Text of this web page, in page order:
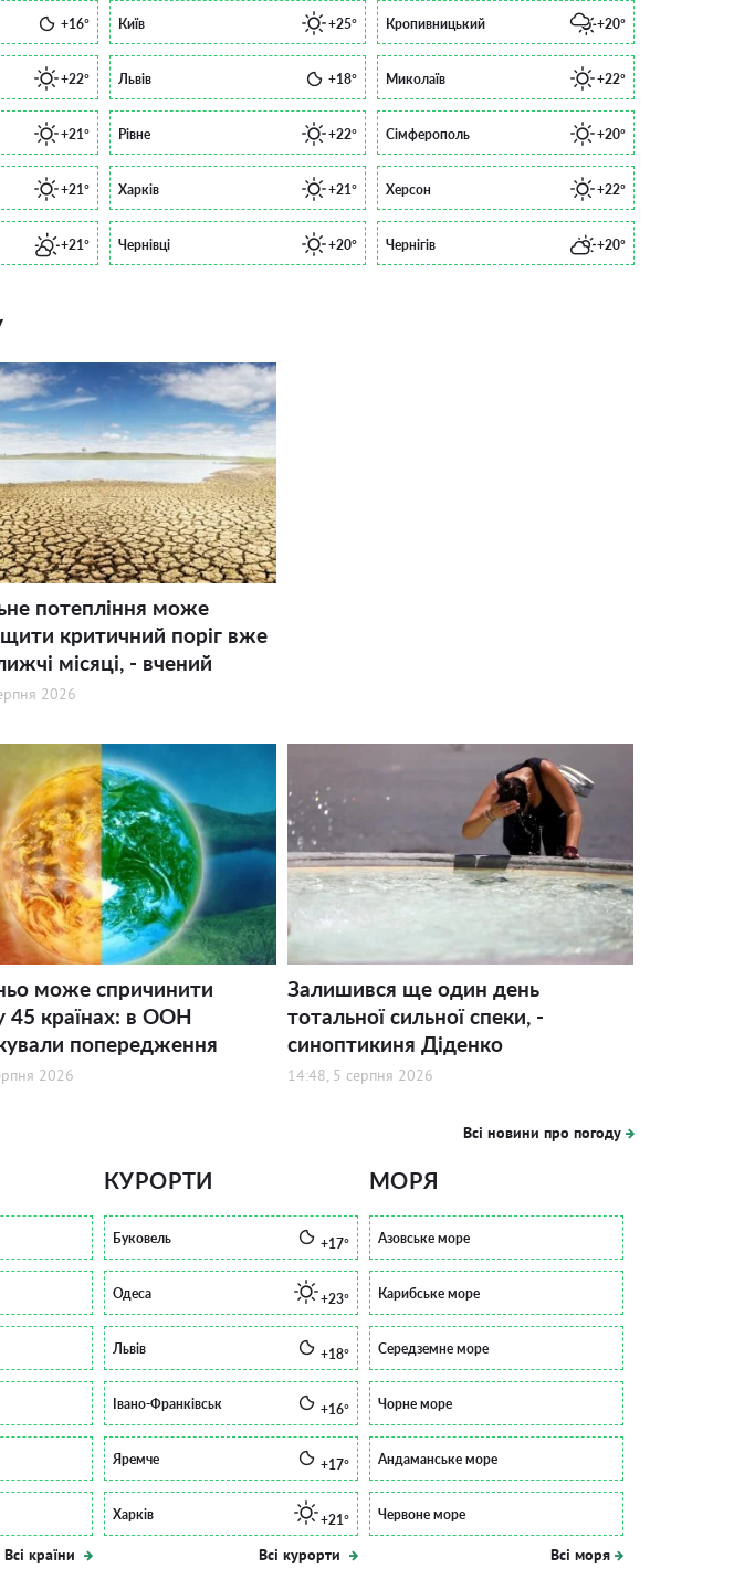
+16° Київ +25° Кропивницький +20°
+22° Львів +18° Миколаїв +22°
+21° Рівне +22° Сімферополь +20°
+21° Харків +21° Херсон +22°
+21° Чернівці +20° Чернігів +20°
потепління може
критичний поріг вже
місяці, - вчений
2026
може спричинити
45 країнах: в ООН
попередження
2026
Залишився ще один день
тотальної сильної спеки, -
синоптикиня Діденко
14:48, 5 серпня 2026
Всі новини про погоду
Всі країни
КУРОРТИ
Буковель +17°
Одеса +23°
Львів +18°
Івано-Франківськ +16°
Яремче +17°
Харків +21°
Всі курорти
МОРЯ
Азовське море
Карибське море
Середземне море
Чорне море
Андаманське море
Червоне море
Всі моря